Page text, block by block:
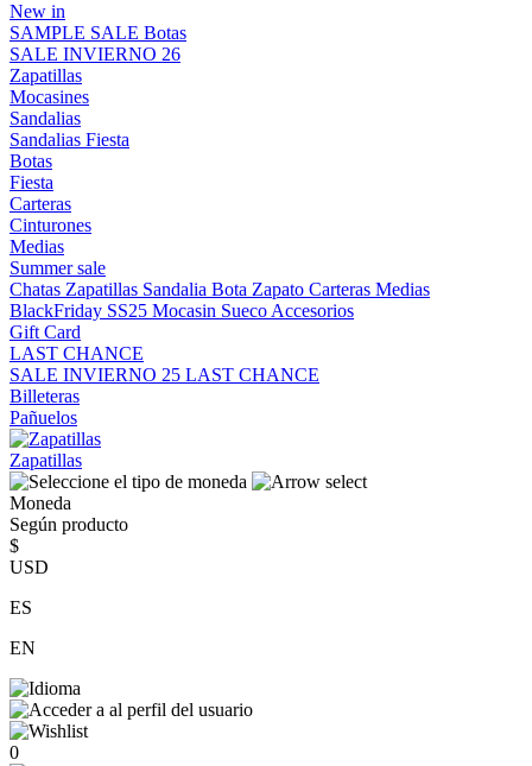
New in
SAMPLE SALE Botas
SALE INVIERNO 26
Zapatillas
Mocasines
Sandalias
Sandalias Fiesta
Botas
Fiesta
Carteras
Cinturones
Medias
Summer sale
Chatas Zapatillas Sandalia Bota Zapato Carteras Medias
BlackFriday SS25 Mocasin Sueco Accesorios
Gift Card
LAST CHANCE
SALE INVIERNO 25 LAST CHANCE
Billeteras
Pañuelos
Zapatillas
Moneda
Según producto
$
USD
ES
EN
0